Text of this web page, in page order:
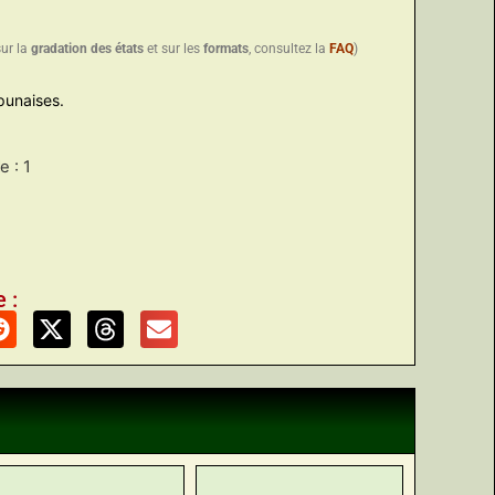
la gradation des états et sur les formats, consultez la FAQ)
: 1
: